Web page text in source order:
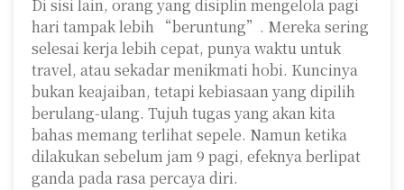
Di sisi lain, orang yang disiplin mengelola pagi
hari tampak lebih “beruntung”. Mereka sering
selesai kerja lebih cepat, punya waktu untuk
travel, atau sekadar menikmati hobi. Kuncinya
bukan keajaiban, tetapi kebiasaan yang dipilih
berulang-ulang. Tujuh tugas yang akan kita
bahas memang terlihat sepele. Namun ketika
dilakukan sebelum jam 9 pagi, efeknya berlipat
ganda pada rasa percaya diri.